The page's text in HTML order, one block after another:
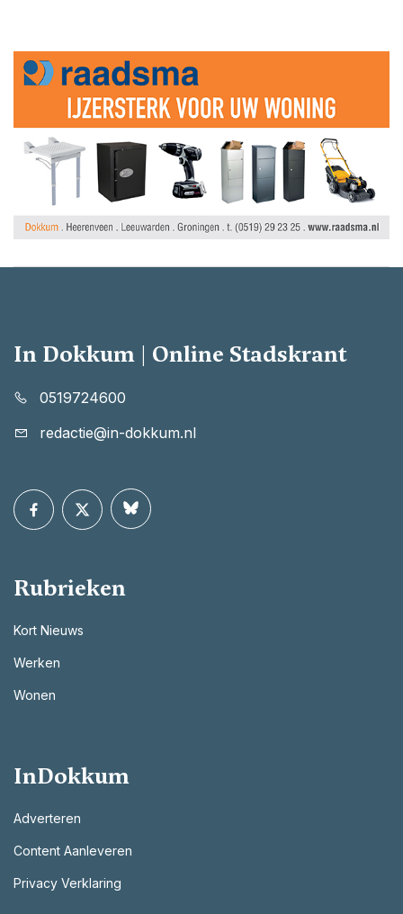
In Dokkum | Online Stadskrant
0519724600
redactie@in-dokkum.nl
Rubrieken
Kort Nieuws
Werken
Wonen
InDokkum
Adverteren
Content Aanleveren
Privacy Verklaring